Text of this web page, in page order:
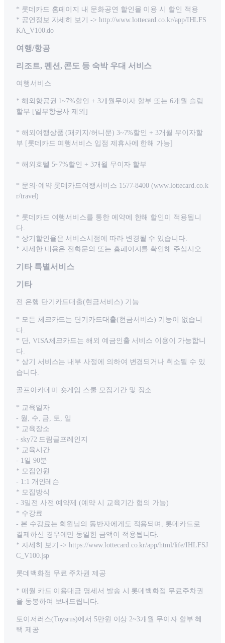
* 롯데카드 홈페이지 내 문화공연 할인몰 이용 시 할인 적용
* 공연정보 자세히 보기 -> http://www.lottecard.co.kr/app/IHLFS
KA_V100.do
여행/항공
리조트, 펜션, 콘도 등 숙박 우대 서비스
여행서비스
* 해외항공권 1~7%할인 + 3개월무이자 할부 또는 6개월 슬림
할부 [일부항공사 제외]
* 해외여행상품 (패키지/허니문) 3~7%할인 + 3개월 무이자할
부 [롯데카드 여행서비스 입점 제휴사에 한해 가능]
* 해외호텔 5~7%할인 + 3개월 무이자 할부
* 문의·예약 롯데카드여행서비스 1577-8400 (www.lottecard.co.k
r/travel)
* 롯데카드 여행서비스를 통한 예약에 한해 할인이 적용됩니
다.
* 상기할인율은 서비스시점에 따라 변경될 수 있습니다.
* 자세한 내용은 전화문의 또는 홈페이지를 확인해 주십시오.
기타 특별서비스
기타
전 은행 단기카드대출(현금서비스) 기능
* 모든 체크카드는 단기카드대출(현금서비스) 기능이 없습니
다.
* 단, VISA체크카드는 해외 예금인출 서비스 이용이 가능합니
다.
* 상기 서비스는 내부 사정에 의하여 변경되거나 취소될 수 있
습니다.
골프아카데미 숏게임 스쿨 모집기간 및 장소
* 교육일자
- 월, 수, 금, 토, 일
* 교육장소
- sky72 드림골프레인지
* 교육시간
- 1일 90분
* 모집인원
- 1:1 개인레슨
* 모집방식
- 3일전 사전 예약제 (예약 시 교육기간 협의 가능)
* 수강료
- 본 수강료는 회원님의 동반자에게도 적용되며, 롯데카드로
결제하신 경우에만 동일한 금액이 적용됩니다.
* 자세히 보기 -> https://www.lottecard.co.kr/app/html/life/IHLFSJ
C_V100.jsp
롯데백화점 무료 주차권 제공
* 매월 카드 이용대금 명세서 발송 시 롯데백화점 무료주차권
을 동봉하여 보내드립니다.
토이저러스(Toysrus)에서 5만원 이상 2~3개월 무이자 할부 혜
택 제공